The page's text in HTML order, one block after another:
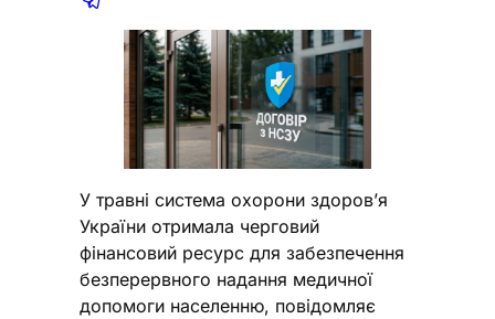
У травні система охорони здоров’я
України отримала черговий
фінансовий ресурс для забезпечення
безперервного надання медичної
допомоги населенню, повідомляє